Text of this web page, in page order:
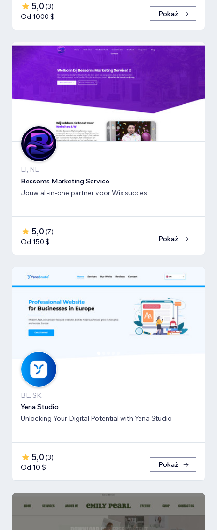
5,0 (3)
Od 1000 $
Pokaż
LI, NL
Bessems Marketing Service
Jouw all-in-one partner voor Wix succes
5,0 (7)
Od 150 $
Pokaż
BL, SK
Yena Studio
Unlocking Your Digital Potential with Yena Studio
5,0 (3)
Od 10 $
Pokaż